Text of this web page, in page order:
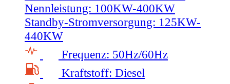
Nennleistung: 100KW-400KW
Standby-Stromversorgung: 125KW-
440KW
Frequenz: 50Hz/60Hz
Kraftstoff: Diesel